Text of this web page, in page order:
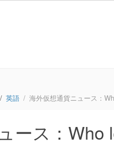
英語 海外仮想通貨ニュース：
ース：Who